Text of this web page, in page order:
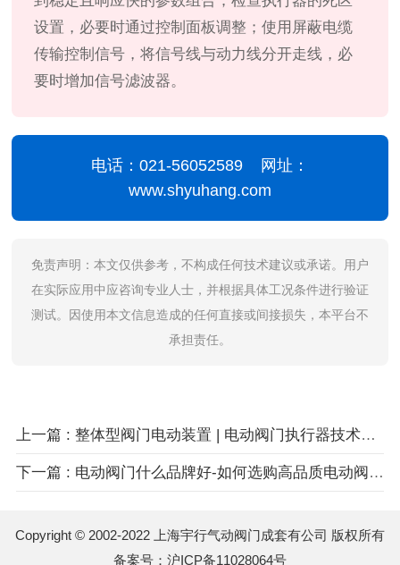
设置，必要时通过控制面板调整；使用屏蔽电缆
传输控制信号，将信号线与动力线分开走线，必
要时增加信号滤波器。
电话：021-56052589 网址：
www.shyuhang.com
免责声明：本文仅供参考，不构成任何技术建议或承诺。用户
在实际应用中应咨询专业人士，并根据具体工况条件进行验证
测试。因使用本文信息造成的任何直接或间接损失，本平台不
承担责任。
上一篇 : 整体型阀门电动装置 | 电动阀门执行器技术详解与选型指南
下一篇 : 电动阀门什么品牌好-如何选购高品质电动阀门专业指南
Copyright © 2002-2022 上海宇行气动阀门成套有公司 版权所有
备案号： 沪ICP备11028064号